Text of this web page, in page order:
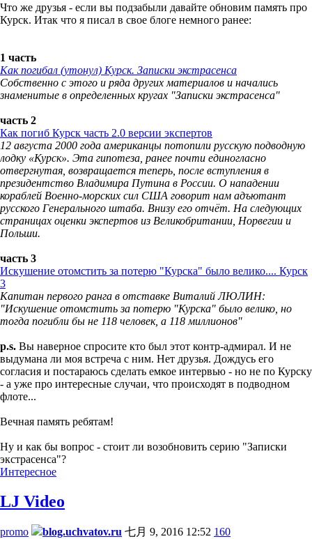
Что же друзья - если вы подзабыли давайте обновим память про
Курск. Итак что я писал в свое блоге немного ранее:
1 часть
Как погибал (утонул) Курск. Записки экстрасенса
Собственно с этого и ряда других материалов и начались
знаменитые в определенных кругах "Записки экстрасенса"
часть 2
Как погиб Курск часть 2.0 версии экспертов
12 августа 2000 года американцы потопили русскую подводную
лодку «Курск». Эта гипотеза, ранее почти единогласно
отвергнутая, возвращается теперь, после вступления в
президентство Владимира Путина в России. О нападении
кораблей Военно-морских сил США говорит нам адъютант
русского Генерального штаба. Внизу его отчёт. На следующих
страницах оценки экспертов из Великобритании, Норвегии и
Польши.
часть 3
Искушение отомстить за потерю "Курска" было велико.... Курск
3
Капитан первого ранга в отставке Виталий ЛЮЛИН:
"Искушение отомстить за потерю "Курска" было велико, но
тогда погибли бы не 118 человек, а 118 миллионов"
p.s. Вы наверное спросите кто был этот контр-адмирал. И не
выдумана ли моя встреча с ним. Нет друзья. Дождусь его
согласия и постараюсь сделать емкое интервью - но не по Курску
- а уже про интересные случаи, что происходят в подводном
флоте...
Вечная память ребятам!
Ну и как бы вопрос - стоит ли возобновить серию "Записки
экстрасенса"?
Интересное
LJ Video
promo blog.uchvatov.ru 七月 9, 2016 12:52 160